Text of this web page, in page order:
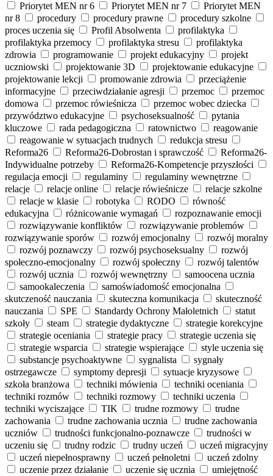
Priorytet MEN nr 6
Priorytet MEN nr 7
Priorytet MEN
nr 8
procedury procedury prawne
procedury szkolne
proces uczenia się
Profil Absolwenta
profilaktyka
profilaktyka przemocy
profilaktyka stresu
profilaktyka
zdrowia
programowanie projekt edukacyjny
projekt
uczniowski
projektowanie 3D
projektowanie edukacyjne
projektowanie lekcji
promowanie zdrowia
przeciążenie
informacyjne
przeciwdziałanie agresji przemoc
przemoc
domowa
przemoc rówieśnicza
przemoc wobec dziecka
przywództwo edukacyjne
psychoseksualność
pytania
kluczowe
rada pedagogiczna ratownictwo
reagowanie
reagowanie w sytuacjach trudnych
redukcja stresu
Reforma26
Reforma26-Dobrostan i sprawczość
Reforma26-
Indywidualne potrzeby
Reforma26-Kompetencje przyszłości
regulacja emocji
regulaminy
regulaminy wewnętrzne
relacje
relacje online relacje rówieśnicze
relacje szkolne
relacje w klasie
robotyka RODO
równość
edukacyjna
różnicowanie wymagań
rozpoznawanie emocji
rozwiązywanie konfliktów
rozwiązywanie problemów
rozwiązywanie sporów
rozwój emocjonalny
rozwój moralny
rozwój poznawczy
rozwój psychoseksualny
rozwój
społeczno‑emocjonalny
rozwój społeczny
rozwój talentów
rozwój ucznia
rozwój wewnętrzny
samoocena ucznia
samookaleczenia
samoświadomość emocjonalna
skutczeność nauczania
skuteczna komunikacja
skuteczność
nauczania
SPE Standardy Ochrony Małoletnich
statut
szkoły
steam strategie dydaktyczne
strategie korekcyjne
strategie oceniania
strategie pracy
strategie uczenia się
strategie wsparcia
strategie wspierające
style uczenia się
substancje psychoaktywne
sygnalista
sygnały
ostrzegawcze
symptomy depresji
sytuacje kryzysowe
szkoła branżowa
techniki mówienia
techniki oceniania
techniki rozmów
techniki rozmowy
techniki uczenia
techniki wyciszające
TIK trudne rozmowy
trudne
zachowania
trudne zachowania ucznia
trudne zachowania
uczniów
trudności funkcjonalno‑poznawcze
trudności w
uczeniu się
trudny rodzic trudny uczeń
uczeń migracyjny
uczeń niepełnosprawny
uczeń pełnoletni
uczeń zdolny
uczenie przez działanie
uczenie się ucznia
umiejętność